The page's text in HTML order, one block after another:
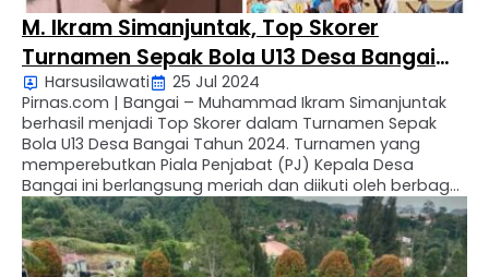
M. Ikram Simanjuntak, Top Skorer
Turnamen Sepak Bola U13 Desa Bangai
Tahun 2024 Piala PJ Kepala Desa Bangai
Harsusilawati
25 Jul 2024
Pirnas.com | Bangai – Muhammad Ikram Simanjuntak
berhasil menjadi Top Skorer dalam Turnamen Sepak
Bola U13 Desa Bangai Tahun 2024. Turnamen yang
memperebutkan Piala Penjabat (PJ) Kepala Desa
Bangai ini berlangsung meriah dan diikuti oleh berbagai
tim sepak bola dari wilayah sekitar. Muhammad Ikram
Simanjuntak, yang bermain untuk Tim Beruang Putih FC
dari Dusun Kampung …